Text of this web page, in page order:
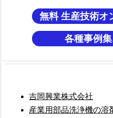
無料 生産技術オ
各種事例
吉岡興業株式会社
産業用部品洗浄機の溶